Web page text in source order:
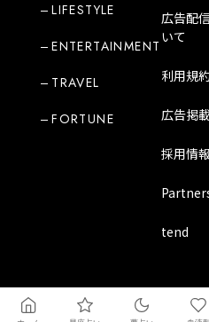
LIFESTYLE
ENTERTAINMENT
TRAVEL
FORTUNE
広告配
いて
利用規
広告掲
採用情報
tend
Copyright Mode